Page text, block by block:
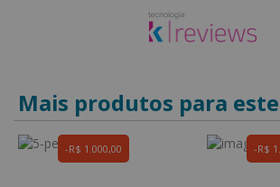
Mais produtos para
R$ 1.000,00 R$